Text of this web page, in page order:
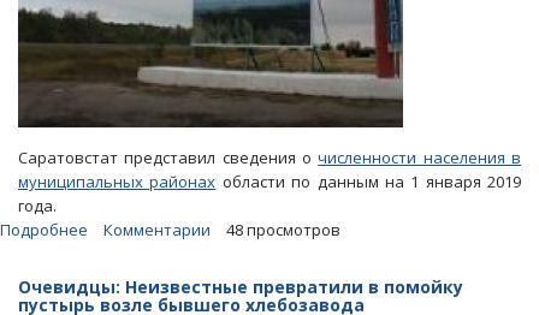
Саратовстат представил сведения очисленности населения в
муниципальных районах области по данным на 1 января 2019
года.
Подробнее
малая
Комментарии 48 просмотров
Очевидцы: Неизвестные превратили в помойку
пустырь возле бывшего хлебозавода